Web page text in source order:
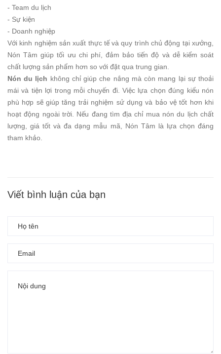
- Team du lịch
- Sự kiện
- Doanh nghiệp
Với kinh nghiệm sản xuất thực tế và quy trình chủ động tại xưởng,
Nón Tâm giúp tối ưu chi phí, đảm bảo tiến độ và dễ kiểm soát
chất lượng sản phẩm hơn so với đặt qua trung gian.
Nón du lịch không chỉ giúp che nắng mà còn mang lại sự thoải
mái và tiện lợi trong mỗi chuyến đi. Việc lựa chọn đúng kiểu nón
phù hợp sẽ giúp tăng trải nghiệm sử dụng và bảo vệ tốt hơn khi
hoạt động ngoài trời. Nếu đang tìm địa chỉ mua nón du lịch chất
lượng, giá tốt và đa dạng mẫu mã, Nón Tâm là lựa chọn đáng
tham khảo.
Viết bình luận của bạn